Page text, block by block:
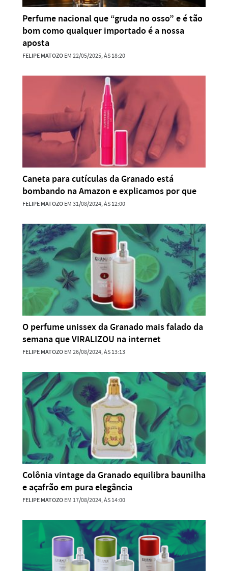
Perfume nacional que “gruda no osso” e é tão
bom como qualquer importado é a nossa
aposta
FELIPE MATOZOEM 22/05/2025, ÀS 18:20
Caneta para cutículas da Granado está
bombando na Amazon e explicamos por que
FELIPE MATOZOEM 31/08/2024, ÀS 12:00
O perfume unissex da Granado mais falado da
semana que VIRALIZOU na internet
FELIPE MATOZOEM 26/08/2024, ÀS 13:13
Colônia vintage da Granado equilibra baunilha
e açafrão em pura elegância
FELIPE MATOZOEM 17/08/2024, ÀS 14:00